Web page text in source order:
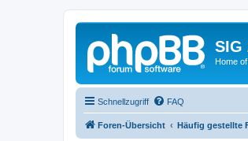
SIG
Home
Schnellzugriff FAQ
Foren-Übersicht Häufig gestellte